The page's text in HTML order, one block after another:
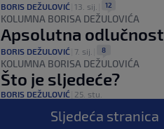
BORIS DEŽULOVIĆ 13. sij. 12
KOLUMNA BORISA DEŽULOVIĆA
Apsolutna odlučnost
BORIS DEŽULOVIĆ 7. sij. 8
KOLUMNA BORISA DEŽULOVIĆA
Što je sljedeće?
BORIS DEŽULOVIĆ 25. stu.
Sljedeća stranica